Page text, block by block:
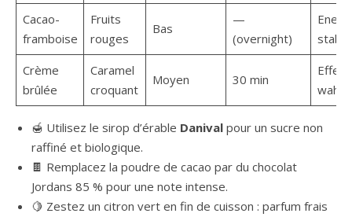
Cacao-
framboise
Fruits
rouges
Bas
—
(overnight)
stable
Crème
brûlée
Caramel
croquant
Moyen 30 min
Effet
🍯 Utilisez le sirop d’érable Danival pour un sucre non
raffiné et biologique.
🍫 Remplacez la poudre de cacao par du chocolat
Jordans 85 % pour une note intense.
🍋 Zestez un citron vert en fin de cuisson : parfum frais